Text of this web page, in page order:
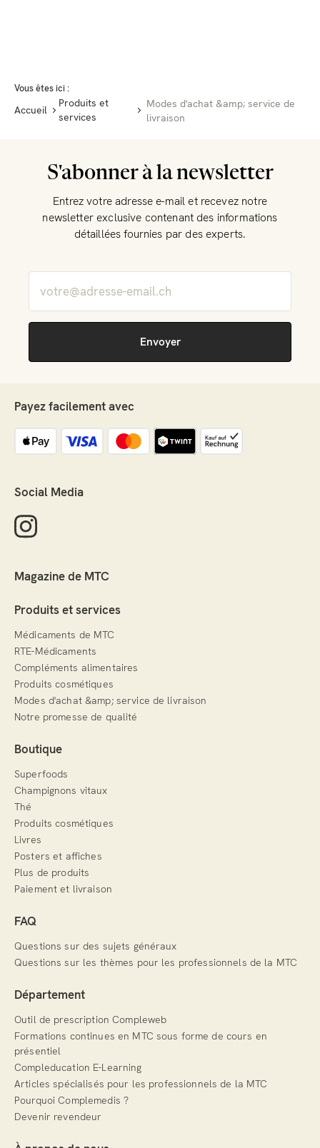
Vous êtes ici :
Accueil
Produits et
services
Modes d'achat &amp; service de
livraison
S'abonner à la newsletter
Entrez votre adresse e-mail et recevez notre
newsletter exclusive contenant des informations
détaillées fournies par des experts.
Payez facilement avec
Social Media
Magazine de MTC
Produits et services
Médicaments de MTC
RTE-Médicaments
Compléments alimentaires
Produits cosmétiques
Modes d'achat &amp; service de livraison
Notre promesse de qualité
Boutique
Superfoods
Champignons vitaux
Thé
Produits cosmétiques
Livres
Posters et affiches
Plus de produits
Paiement et livraison
FAQ
Questions sur des sujets généraux
Questions sur les thèmes pour les professionnels de la MTC
Département
Outil de prescription Compleweb
Formations continues en MTC sous forme de cours en
présentiel
Compleducation E-Learning
Articles spécialisés pour les professionnels de la MTC
Pourquoi Complemedis ?
Devenir revendeur